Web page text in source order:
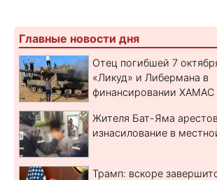
Главные новости дня
Отец погибшей 7
«Ликуд» и Либермана в
финансировании ХАМАС
Жителя Бат-Яма
изнасилование в
Трамп: вскоре